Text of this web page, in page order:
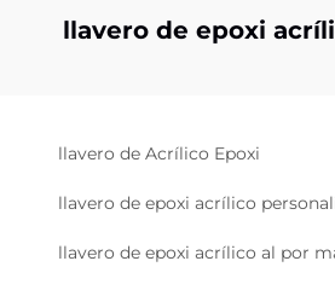
llavero de epoxi
llavero de Acrílico Epoxi
llavero de epoxi acrílico
llavero de epoxi acrílico al por